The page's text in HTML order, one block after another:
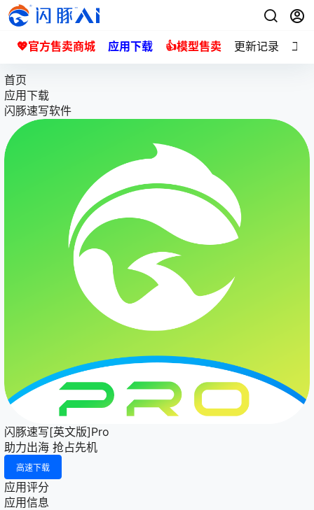
💖官方售卖商城 应用下载 👍模型售卖 更新记录 工
首页
应用下载
闪豚速写软件
闪豚速写[英文版]Pro
助力出海 抢占先机
高速下载
应用评分
应用信息